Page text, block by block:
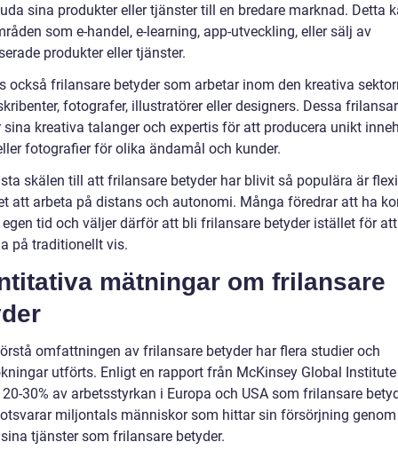
sina produkter eller tjänster till en bredare marknad. Detta
som e-handel, e-learning, app-utveckling, eller sälj av
produkter eller tjänster.
också frilansare betyder som arbetar inom den kreativa
fotografer, illustratörer eller designers. Dessa
sina kreativa talanger och expertis för att producera unikt
fotografier för olika ändamål och kunder.
skälen till att frilansare betyder har blivit så populära är
att arbeta på distans och autonomi. Många föredrar att ha
egen tid och väljer därför att bli frilansare betyder istället för
på traditionellt vis.
mätningar om frilansare
omfattningen av frilansare betyder har flera studier och
utförts. Enligt en rapport från McKinsey Global
30% av arbetsstyrkan i Europa och USA som frilansare
miljontals människor som hittar sin försörjning
tjänster som frilansare betyder.